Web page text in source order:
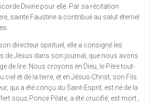
Divine pour elle. Par sa récitation
sainte Faustine a contribué au salut éternel
directeur spirituel, elle a consigné les
de Jésus dans son journal, que nous avons
de lire. Nous croyons en Dieu, le Père tout-
ciel et de la terre, et en Jésus-Christ, son Fils
qui a été conçu du Saint-Esprit, est né de la
sous Ponce Pilate, a été crucifié, est mort ,